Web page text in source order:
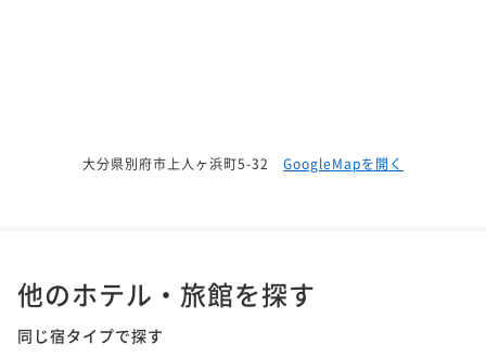
大分県別府市上人ヶ浜町5-32 GoogleMapを開く
他のホテル・旅館を探す
同じ宿タイプで探す